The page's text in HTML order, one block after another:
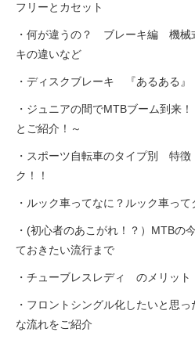
イベント
求人情報
募集中の求人情報
法人様
法人様向け割引
フリーとカセット
・何が違うの？ ブレーキ編 機械
キの違いなど
・ディスクブレーキ 『あるある
・ジュニアの間でMTBブーム到来
とご紹介！～
・スポーツ自転車のタイプ別 特徴
ク！！
・ルック車ってなに？ルック車って
・(初心者のあこがれ！？）MTBの
ておきたい流行まで
・チューブレスレディ のメリット
・フロントシングル化したいと思
な流れをご紹介